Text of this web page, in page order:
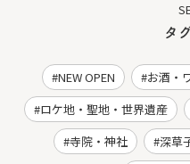
タ
NEW OPEN お酒・
ロケ地・聖地・世界遺産
寺院・神社
深草